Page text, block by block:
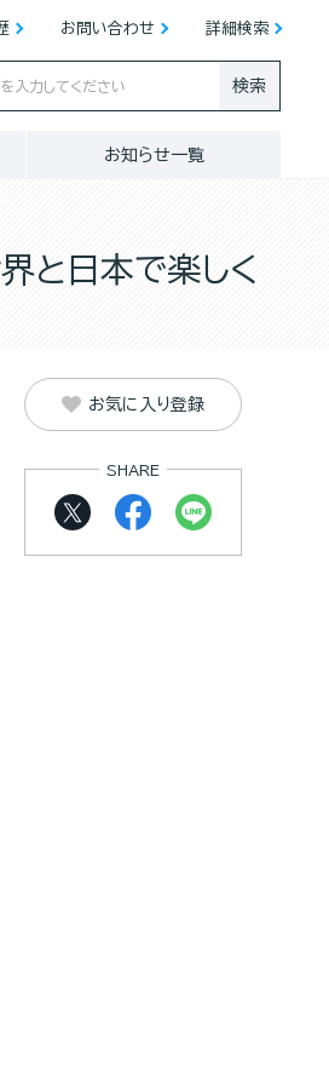
お問い合わせ 詳細検索
検索
お知らせ一覧
と日本で楽しく
お気に入り登録
SHARE